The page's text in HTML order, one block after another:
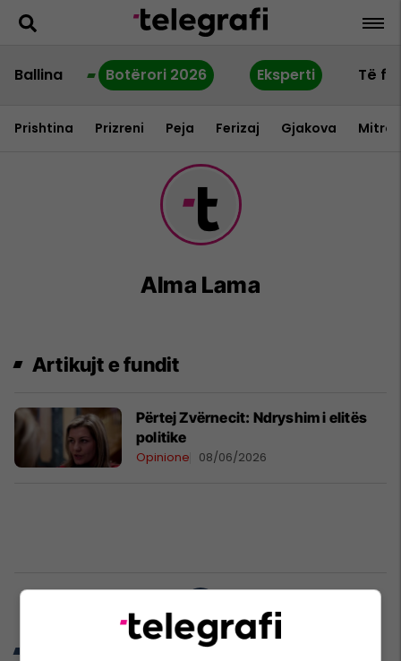
Ballina Botërori 2026 Eksperti Të
Prishtina Prizreni Peja Ferizaj Gjakova
Alma Lama
Artikujt e fundit
Përtej Zvërnecit: Ndryshim i elitës
politike
Opinione 08/06/2026